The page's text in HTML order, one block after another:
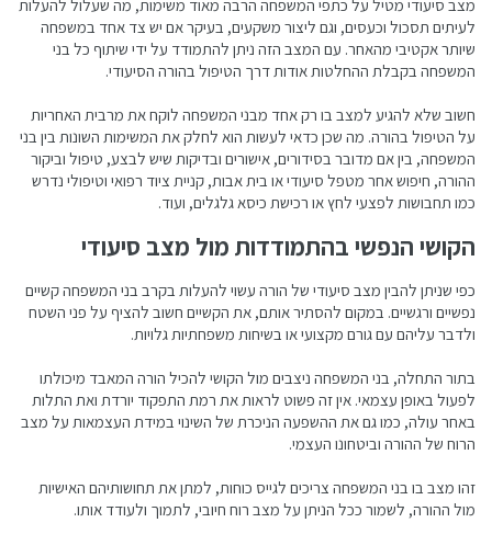
מצב סיעודי מטיל על כתפי המשפחה הרבה מאוד משימות, מה שעלול להעלות
לעיתים תסכול וכעסים, וגם ליצור משקעים, בעיקר אם יש צד אחד במשפחה
שיותר אקטיבי מהאחר. עם המצב הזה ניתן להתמודד על ידי שיתוף כל בני
המשפחה בקבלת ההחלטות אודות דרך הטיפול בהורה הסיעודי.
חשוב שלא להגיע למצב בו רק אחד מבני המשפחה לוקח את מרבית האחריות
על הטיפול בהורה. מה שכן כדאי לעשות הוא לחלק את המשימות השונות בין בני
המשפחה, בין אם מדובר בסידורים, אישורים ובדיקות שיש לבצע, טיפול וביקור
ההורה, חיפוש אחר מטפל סיעודי או בית אבות, קניית ציוד רפואי וטיפולי נדרש
כמו תחבושות לפצעי לחץ או רכישת כיסא גלגלים, ועוד.
הקושי הנפשי בהתמודדות מול מצב סיעודי
כפי שניתן להבין מצב סיעודי של הורה עשוי להעלות בקרב בני המשפחה קשיים
נפשיים ורגשיים. במקום להסתיר אותם, את הקשיים חשוב להציף על פני השטח
ולדבר עליהם עם גורם מקצועי או בשיחות משפחתיות גלויות.
בתור התחלה, בני המשפחה ניצבים מול הקושי להכיל הורה המאבד מיכולתו
לפעול באופן עצמאי. אין זה פשוט לראות את רמת התפקוד יורדת ואת התלות
באחר עולה, כמו גם את ההשפעה הניכרת של השינוי במידת העצמאות על מצב
הרוח של ההורה וביטחונו העצמי.
זהו מצב בו בני המשפחה צריכים לגייס כוחות, למתן את תחושותיהם האישיות
מול ההורה, לשמור ככל הניתן על מצב רוח חיובי, לתמוך ולעודד אותו.